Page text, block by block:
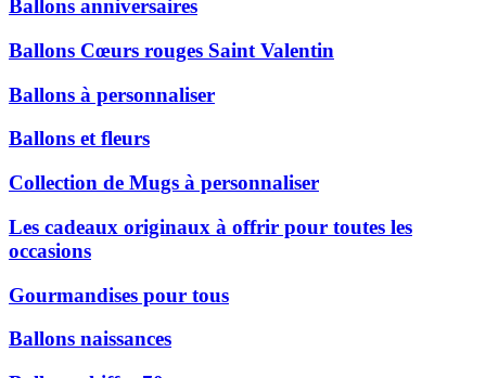
Ballons anniversaires
Ballons Cœurs rouges Saint Valentin
Ballons à personnaliser
Ballons et fleurs
Collection de Mugs à personnaliser
Les cadeaux originaux à offrir pour toutes les
occasions
Gourmandises pour tous
Ballons naissances